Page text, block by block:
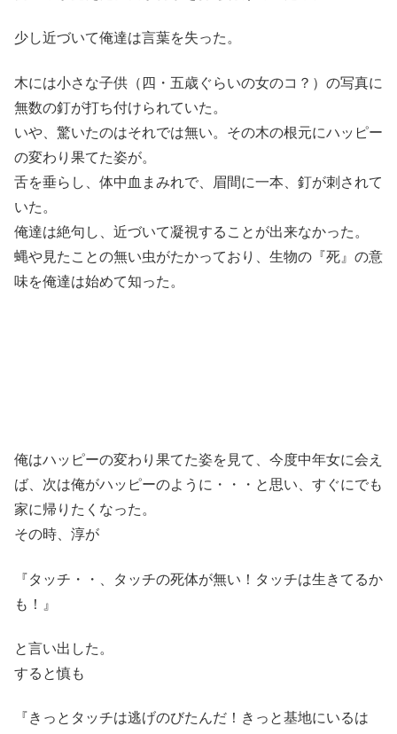
少し近づいて俺達は言葉を失った。
木には小さな子供（四・五歳ぐらいの女のコ？）の写真に
無数の釘が打ち付けられていた。
いや、驚いたのはそれでは無い。その木の根元にハッピー
の変わり果てた姿が。
舌を垂らし、体中血まみれで、眉間に一本、釘が刺されて
いた。
俺達は絶句し、近づいて凝視することが出来なかった。
蝿や見たことの無い虫がたかっており、生物の『死』の意
味を俺達は始めて知った。
俺はハッピーの変わり果てた姿を見て、今度中年女に会え
ば、次は俺がハッピーのように・・・と思い、すぐにでも
家に帰りたくなった。
その時、淳が
『タッチ・・、タッチの死体が無い！タッチは生きてるか
も！』
と言い出した。
すると慎も
『きっとタッチは逃げのびたんだ！きっと基地にいるは